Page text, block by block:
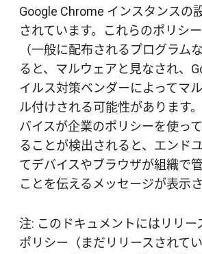
Google Chrome インスタンスの
されています。これらのポリシ
（一般に配布されるプログラム
ると、マルウェアと見なされ、
イルス対策ベンダーによってマ
ル付けされる可能性があります
バイスが企業のポリシーを使っ
ることが検出されると、エンド
てデバイスやブラウザが組織で
ことを伝えるメッセージが表示さ
注: このドキュメントにはリリー
ポリシー（まだリリースされて